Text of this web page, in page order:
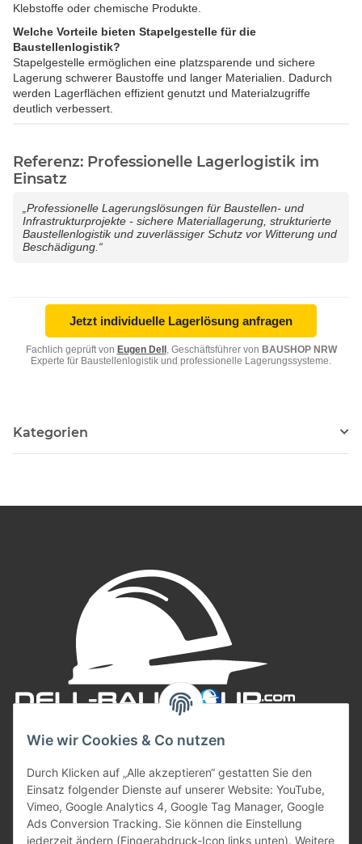
Wie wir Cookies & Co nutzen
Durch Klicken auf „Alle akzeptieren“ gestatten Sie den
Einsatz folgender Dienste auf unserer Website: YouTube,
Vimeo, Google Analytics 4, Google Tag Manager, Google
Ads Conversion Tracking. Sie können die Einstellung
jederzeit ändern (Fingerabdruck-Icon links unten). Weitere
Klebstoffe oder chemische Produkte.
Welche Vorteile bieten Stapelgestelle für die
Baustellenlogistik?
Stapelgestelle ermöglichen eine platzsparende und sichere
Lagerung schwerer Baustoffe und langer Materialien. Dadurch
werden Lagerflächen effizient genutzt und Materialzugriffe
deutlich verbessert.
Referenz: Professionelle Lagerlogistik im
Einsatz
„Professionelle Lagerungslösungen für Baustellen- und
Infrastrukturprojekte - sichere Materiallagerung, strukturierte
Baustellenlogistik und zuverlässiger Schutz vor Witterung und
Beschädigung.“
Jetzt individuelle Lagerlösung anfragen
Fachlich geprüft von Eugen Dell, Geschäftsführer von BAUSHOP NRW
Experte für Baustellenlogistik und professionelle Lagerungssysteme.
Kategorien